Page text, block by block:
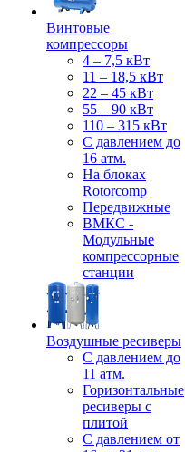
Винтовые
компрессоры
4 – 7,5 кВт
11 – 18,5 кВт
22 – 45 кВт
55 – 90 кВт
110 – 315 кВт
С давлением до
16 атм.
На блоках
Rotorcomp
Передвижные
ВМКС -
Модульные
компрессорные
станции
Воздушные ресиверы
С давлением до
11 атм.
Горизонтальные
ресиверы с
плитой
С давлением от